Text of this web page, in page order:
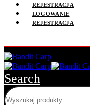
REJESTRACJA
LOGOWANIE
REJESTRACJA
Search